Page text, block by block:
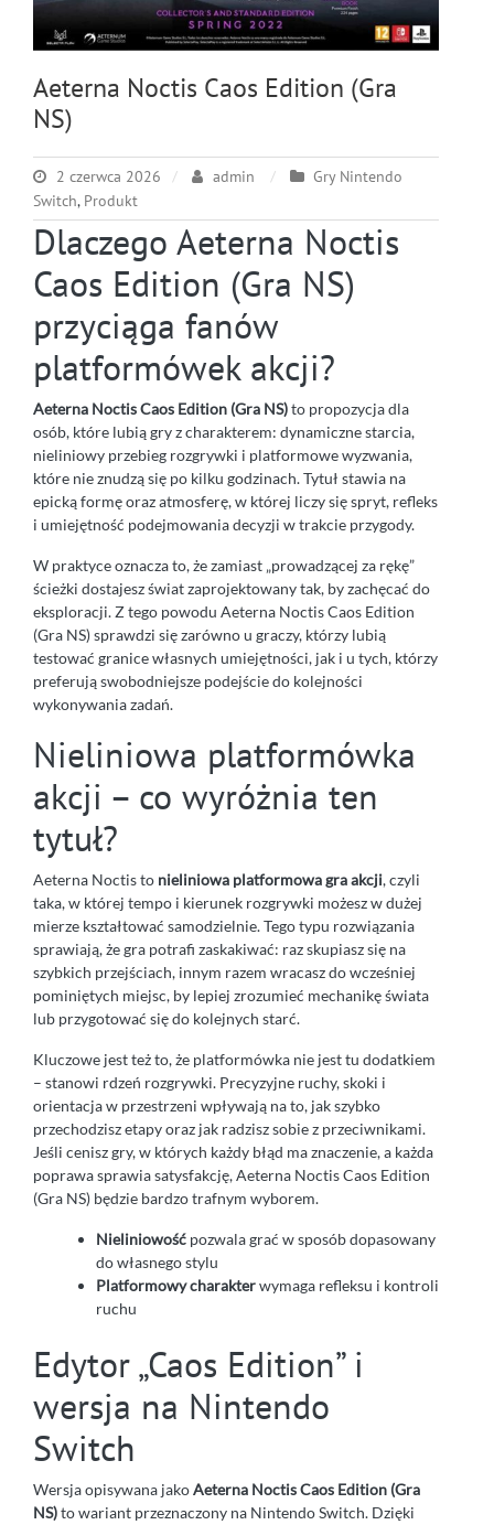
Aeterna Noctis Caos Edition (Gra
NS)
2 czerwca 2026 admin
Gry Nintendo
Switch, Produkt
Dlaczego Aeterna Noctis
Caos Edition (Gra NS)
przyciąga fanów
platformówek akcji?
Aeterna Noctis Caos Edition (Gra NS)to propozycja dla
osób, które lubią gry z charakterem: dynamiczne starcia,
nieliniowy przebieg rozgrywki i platformowe wyzwania,
które nie znudzą się po kilku godzinach. Tytuł stawia na
epicką formę oraz atmosferę, w której liczy się spryt, refleks
i umiejętność podejmowania decyzji w trakcie przygody.
W praktyce oznacza to, że zamiast „prowadzącej za rękę”
ścieżki dostajesz świat zaprojektowany tak, by zachęcać do
eksploracji. Z tego powodu Aeterna Noctis Caos Edition
(Gra NS) sprawdzi się zarówno u graczy, którzy lubią
testować granice własnych umiejętności, jak i u tych, którzy
preferują swobodniejsze podejście do kolejności
wykonywania zadań.
Nieliniowa platformówka
akcji – co wyróżnia ten
tytuł?
Aeterna Noctis to nieliniowa platformowa gra akcji, czyli
taka, w której tempo i kierunek rozgrywki możesz w dużej
mierze kształtować samodzielnie. Tego typu rozwiązania
sprawiają, że gra potrafi zaskakiwać: raz skupiasz się na
szybkich przejściach, innym razem wracasz do wcześniej
pominiętych miejsc, by lepiej zrozumieć mechanikę świata
lub przygotować się do kolejnych starć.
Kluczowe jest też to, że platformówka nie jest tu dodatkiem
– stanowi rdzeń rozgrywki. Precyzyjne ruchy, skoki i
orientacja w przestrzeni wpływają na to, jak szybko
przechodzisz etapy oraz jak radzisz sobie z przeciwnikami.
Jeśli cenisz gry, w których każdy błąd ma znaczenie, a każda
poprawa sprawia satysfakcję, Aeterna Noctis Caos Edition
(Gra NS) będzie bardzo trafnym wyborem.
Nieliniowość pozwala grać w sposób dopasowany
do własnego stylu
Platformowy charakterwymaga refleksu i kontroli
ruchu
Edytor „Caos Edition” i
wersja na Nintendo
Switch
Wersja opisywana jakoAeterna Noctis Caos Edition (Gra
NS)to wariant przeznaczony na Nintendo Switch. Dzięki